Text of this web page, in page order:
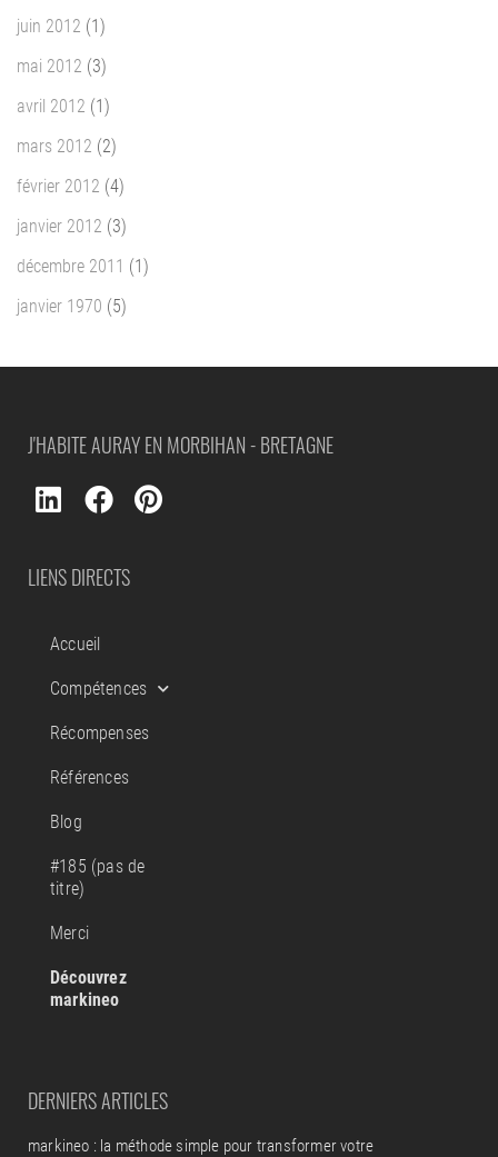
juin 2012 (1)
mai 2012 (3)
avril 2012 (1)
mars 2012 (2)
février 2012 (4)
janvier 2012 (3)
décembre 2011 (1)
janvier 1970 (5)
J'HABITE AURAY EN MORBIHAN - BRETAGNE
LIENS DIRECTS
Accueil
Compétences
Récompenses
Références
Blog
#185 (pas de
titre)
Merci
Découvrez
markineo
DERNIERS ARTICLES
markineo : la méthode simple pour transformer votre